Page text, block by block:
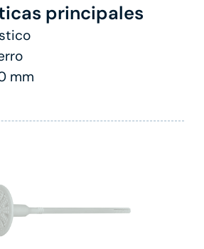
principales
mm